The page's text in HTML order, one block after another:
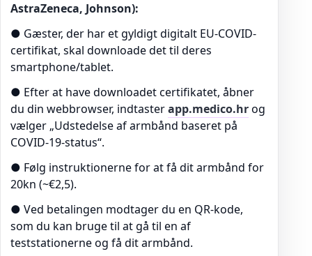
AstraZeneca, Johnson):
● Gæster, der har et gyldigt digitalt EU-COVID-
certifikat, skal downloade det til deres
smartphone/tablet.
● Efter at have downloadet certifikatet, åbner
du din webbrowser, indtasterapp.medico.hrog
vælger „Udstedelse af armbånd baseret på
COVID-19-status“.
● Følg instruktionerne for at få dit armbånd for
20kn (~€2,5).
● Ved betalingen modtager du en QR-kode,
som du kan bruge til at gå til en af
teststationerne og få dit armbånd.